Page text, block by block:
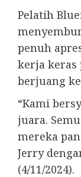
Pelatih
penuh
kerja keras
berjuang
“Kami
juara.
mereka
Jerry
(4/11/2024).